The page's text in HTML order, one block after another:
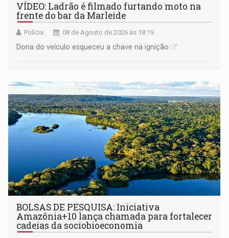
VÍDEO: Ladrão é filmado furtando moto na
frente do bar da Marleide
Polícia 08 de Agosto de 2026 às 18:19
Dona do veículo esqueceu a chave na ignição
BOLSAS DE PESQUISA: Iniciativa
Amazônia+10 lança chamada para fortalecer
cadeias da sociobioeconomia